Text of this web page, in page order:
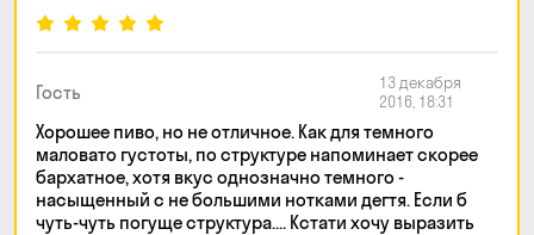
Гость
13 декабря
2016, 18:31
Хорошее пиво, но не отличное. Как для темного
маловато густоты, по структуре напоминает скорее
бархатное, хотя вкус однозначно темного -
насыщенный с не большими нотками дегтя. Если б
чуть-чуть погуще структура.... Кстати хочу выразить